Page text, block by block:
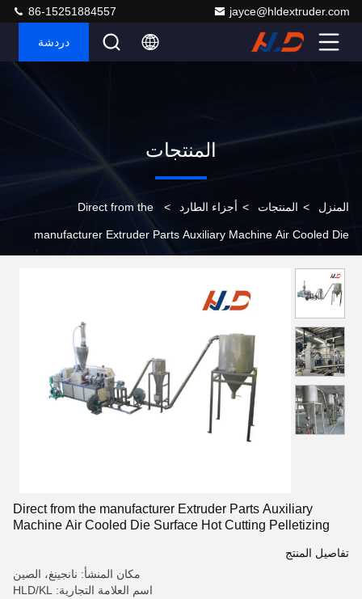
jayce@hldextruder.com
86-15251884557
دردشة
المنتجات
المنزل > المنتجات > أجزاء الطارد >
Direct from the
manufacturer Extruder Parts Auxiliary Machine Air Cooled Die
Direct from the manufacturer Extruder Parts Auxiliary
Machine Air Cooled Die Surface Hot Cutting Pelletizing
تفاصيل المنتج
مكان المنشأ: نانجينغ، الصين
اسم العلامة التجارية: HLD/KL